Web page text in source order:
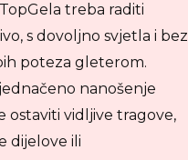
treba raditi
s dovoljno svjetla i bez
poteza gleterom.
nanošenje
ostaviti vidljive tragove,
dijelove ili